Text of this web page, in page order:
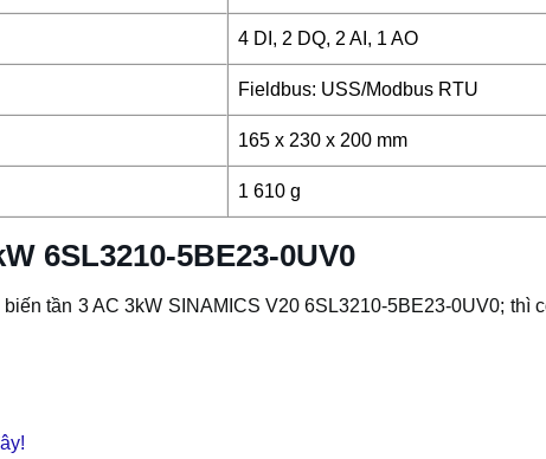
4 DI, 2 DQ, 2 AI, 1 AO
Fieldbus: USS/Modbus RTU
165 x 230 x 200 mm
1 610 g
6SL3210-5BE23-0UV0
tần 3 AC 3kW SINAMICS V20 6SL3210-5BE23-0UV0;